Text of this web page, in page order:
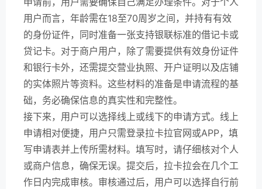
用户而言，年龄需在18至70周岁之间，并持有有效
的身份证件，同时准备一张支持银联标准的借记卡或
贷记卡。对于商户用户，除了需要提供有效身份证件
和银行卡外，还需提交营业执照、开户证明以及店铺
的实体照片等资料。这些材料的准备是申请流程的基
础，务必确保信息的真实性和完整性。
接下来，用户可以选择线上或线下的申请方式。线上
申请相对便捷，用户只需登录拉卡拉官网或APP，填
写申请表并上传所需材料。填写时，请仔细核对个人
或商户信息，确保无误。提交后，拉卡拉会在几个工
作日内完成审核。审核通过后，用户可以选择自行前